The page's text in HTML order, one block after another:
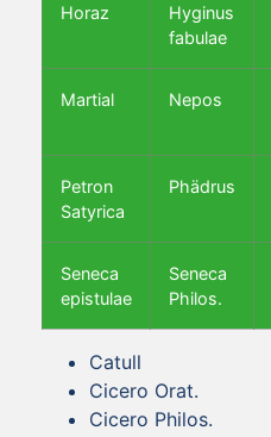
Horaz
Hyginus
fabulae
Martial Nepos
Petron
Satyrica
Phädrus
Seneca
epistulae
Seneca
Philos.
Catull
Cicero Orat.
Cicero Philos.